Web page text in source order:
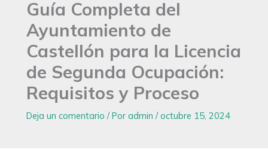
Guía Completa del
Ayuntamiento de
Castellón para la Licencia
de Segunda Ocupación:
Requisitos y Proceso
Deja un comentario / Por admin /octubre 15, 2024